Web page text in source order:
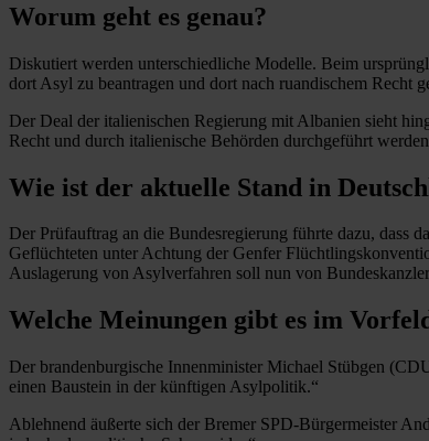
Worum geht es genau?
Diskutiert werden unterschiedliche Modelle. Beim
dort Asyl zu beantragen und dort nach ruandischem Recht
Der Deal der italienischen Regierung mit Albanien sieht
Recht und durch italienische Behörden durchgeführt
Wie ist der aktuelle Stand in
Der Prüfauftrag an die Bundesregierung führte dazu, dass
Geflüchteten unter Achtung der Genfer
Auslagerung von Asylverfahren soll nun von
Welche Meinungen gibt es im
Der brandenburgische Innenminister Michael Stübgen
einen Baustein in der künftigen Asylpolitik.“
Ablehnend äußerte sich der Bremer SPD-Bürgermeister